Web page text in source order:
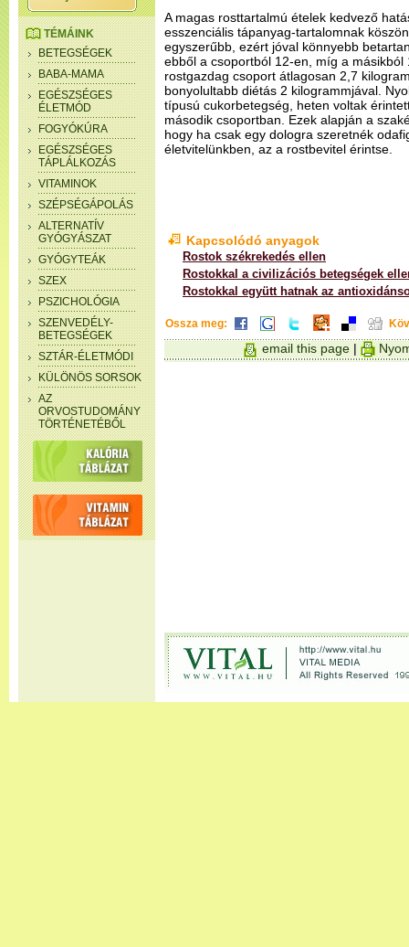
TÉMÁINK
BETEGSÉGEK
BABA-MAMA
EGÉSZSÉGES
ÉLETMÓD
FOGYÓKÚRA
EGÉSZSÉGES
TÁPLÁLKOZÁS
VITAMINOK
SZÉPSÉGÁPOLÁS
ALTERNATÍV
GYÓGYÁSZAT
GYÓGYTEÁK
SZEX
PSZICHOLÓGIA
SZENVEDÉLY-
BETEGSÉGEK
SZTÁR-ÉLETMÓDI
KÜLÖNÖS SORSOK
AZ
ORVOSTUDOMÁNY
TÖRTÉNETÉBŐL
A magas rosttartalmú ételek kedvező
esszenciális tápanyag-tartalomnak
egyszerűbb, ezért jóval könnyebb
ebből a csoportból 12-en, míg a másikból
rostgazdag csoport átlagosan 2,7
bonyolultabb diétás 2 kilogrammjával.
típusú cukorbetegség, heten voltak
második csoportban. Ezek alapján a
hogy ha csak egy dologra szeretnék
életvitelünkben, az a rostbevitel érintse.
Kapcsolódó anyagok
Rostok székrekedés ellen
Rostokkal a civilizációs betegségek
Rostokkal együtt hatnak az
Ossza meg:
email this page |